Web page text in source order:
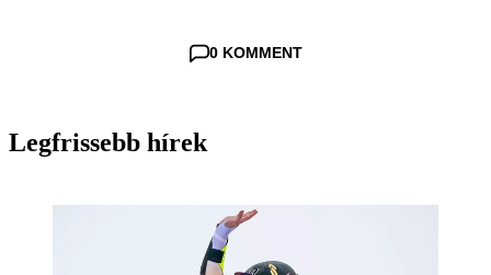
0 KOMMENT
Legfrissebb hírek